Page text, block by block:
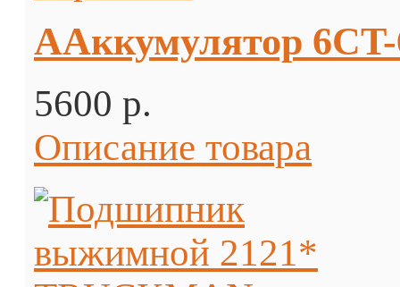
ААккумулятор
5600 p.
Описание товара